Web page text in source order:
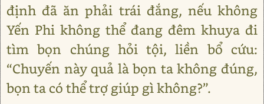
định đã ăn phải trái đắng, nếu không
Yến Phi không thể đang đêm khuya đi
tìm bọn chúng hỏi tội, liền bổ cứu:
“Chuyến này quả là bọn ta không đúng,
bọn ta có thể trợ giúp gì không?”.